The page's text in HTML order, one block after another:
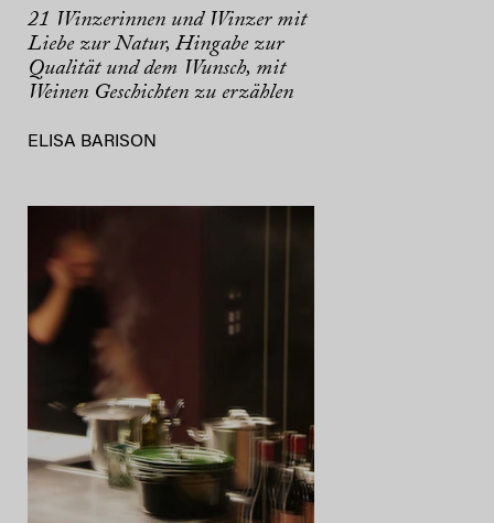
21 Winzerinnen und Winzer mit
Liebe zur Natur, Hingabe zur
Qualität und dem Wunsch, mit
Weinen Geschichten zu erzählen
ELISA BARISON